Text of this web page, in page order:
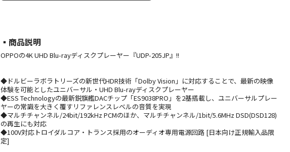
▪︎商品説明
OPPOの4K UHD Blu-rayディスクプレーヤー『UDP-205JP』!!
◆ドルビーラボラトリーズの新世代HDR技術「Dolby Vision」に対応することで、最新の映像
体験を可能としたユニバーサル・UHD Blu-rayディスクプレーヤー
◆ESS Technologyの最新鋭旗艦DACチップ「ES9038PRO」を2基搭載し、ユニバーサルプレー
ヤーの常識を大きく覆すリファレンスレベルの音質を実現
◆マルチチャンネル/24bit/192kHz PCMのほか、マルチチャンネル/1bit/5.6MHz DSD(DSD128)
の再生にも対応
◆100V対応トロイダルコア・トランス採用のオーディオ専用電源回路 [日本向け正規輸入品限
定]